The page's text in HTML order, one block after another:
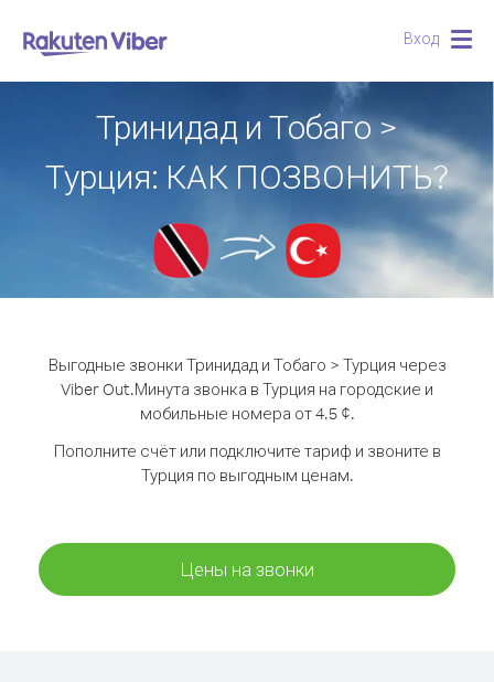
Вход
Тринидад и Тобаго >
Турция: КАК ПОЗВОНИТЬ?
Выгодные звонки Тринидад и Тобаго > Турция через
Viber Out.Минута звонка в Турция на городские и
мобильные номера от 4.5 ¢.
Пополните счёт или подключите тариф и звоните в
Турция по выгодным ценам.
Цены на звонки